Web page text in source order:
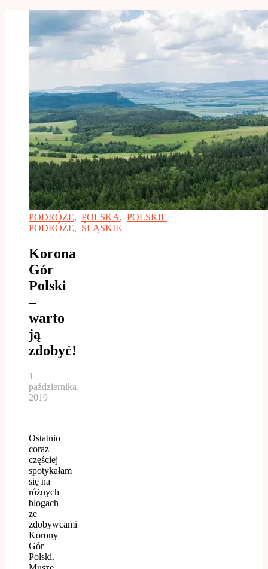
PODRÓŻE, POLSKA, POLSKIE
PODRÓŻE, ŚLĄSKIE
Korona
Gór
Polski
–
warto
ją
zdobyć!
1
października,
2019
Ostatnio
coraz
częściej
spotykałam
się na
różnych
blogach
ze
zdobywcami
Korony
Gór
Polski.